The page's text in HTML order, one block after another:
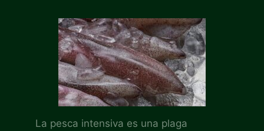
La pesca intensiva es una plaga